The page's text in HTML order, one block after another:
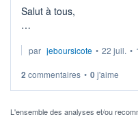
Salut à tous,
via un ETF plutôt que des
Idéalement, je voudrais
Pour l' ...
par jeboursicote • 22 juil. •
2 commentaires • 0j'aime
L'ensemble des analyses et/ou